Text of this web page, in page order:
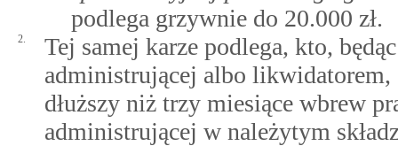
podlega grzywnie do 20.000 zł.
2.
Tej samej karze podlega, kto,
administrującej albo likwidatorem,
dłuższy niż trzy miesiące wbrew
administrującej w należytym